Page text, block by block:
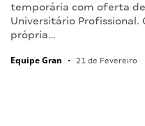
temporária com oferta
Universitário Profissional.
própria…
Equipe Gran • 21 de Fevereiro